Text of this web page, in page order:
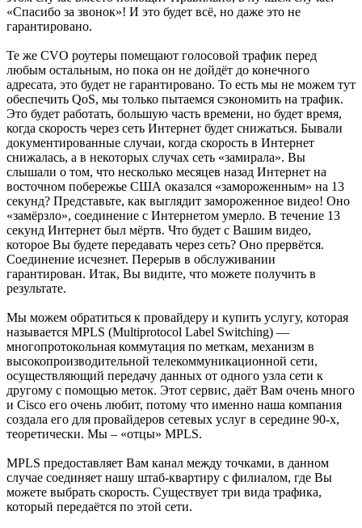
«Спасибо за звонок»! И это будет всё, но даже это не
гарантировано.
Те же CVO роутеры помещают голосовой трафик перед
любым остальным, но пока он не дойдёт до конечного
адресата, это будет не гарантировано. То есть мы не можем тут
обеспечить QoS, мы только пытаемся сэкономить на трафик.
Это будет работать, большую часть времени, но будет время,
когда скорость через сеть Интернет будет снижаться. Бывали
документированные случаи, когда скорость в Интернет
снижалась, а в некоторых случах сеть «замирала». Вы
слышали о том, что несколько месяцев назад Интернет на
восточном побережье США оказался «замороженным» на 13
секунд? Представьте, как выглядит замороженное видео! Оно
«замёрзло», соединение с Интернетом умерло. В течение 13
секунд Интернет был мёртв. Что будет с Вашим видео,
которое Вы будете передавать через сеть? Оно прервётся.
Соединение исчезнет. Перерыв в обслуживании
гарантирован. Итак, Вы видите, что можете получить в
результате.
Мы можем обратиться к провайдеру и купить услугу, которая
называется MPLS (Multiprotocol Label Switching) —
многопротокольная коммутация по меткам, механизм в
высокопроизводительной телекоммуникационной сети,
осуществляющий передачу данных от одного узла сети к
другому с помощью меток. Этот сервис, даёт Вам очень много
и Cisco его очень любит, потому что именно наша компания
создала его для провайдеров сетевых услуг в середине 90-х,
теоретически. Мы – «отцы» MPLS.
MPLS предоставляет Вам канал между точками, в данном
случае соединяет нашу штаб-квартиру с филиалом, где Вы
можете выбрать скорость. Существует три вида трафика,
который передаётся по этой сети.